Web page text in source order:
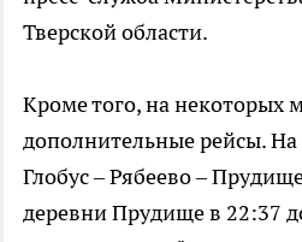
Тверской области.
Кроме того, на некоторых
дополнительные рейсы.
Глобус – Рябеево –
деревни Прудище в 22:37